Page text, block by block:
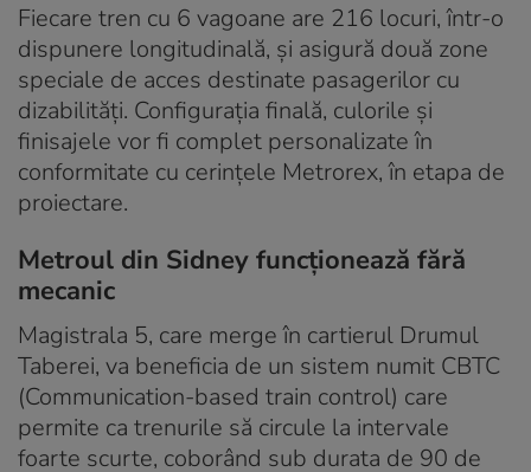
Fiecare tren cu 6 vagoane are 216 locuri, într-o
dispunere longitudinală, şi asigură două zone
speciale de acces destinate pasagerilor cu
dizabilităţi. Configuraţia finală, culorile şi
finisajele vor fi complet personalizate în
conformitate cu cerinţele Metrorex, în etapa de
proiectare.
Metroul din Sidney funcționează fără
mecanic
Magistrala 5, care merge în cartierul Drumul
Taberei, va beneficia de un sistem numit CBTC
(Communication-based train control) care
permite ca trenurile să circule la intervale
foarte scurte, coborând sub durata de 90 de